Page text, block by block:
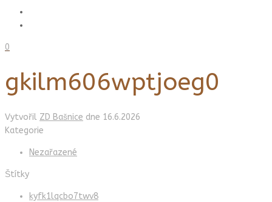
0
gkilm606wptjoeg0
Vytvořil ZD Bašnice dne 16.6.2026
Kategorie
Nezařazené
Štítky
kyfk1lqcbo7twv8